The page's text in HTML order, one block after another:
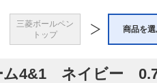
三菱ボールペン
トップ
商品を
ム4&1 ネイビー